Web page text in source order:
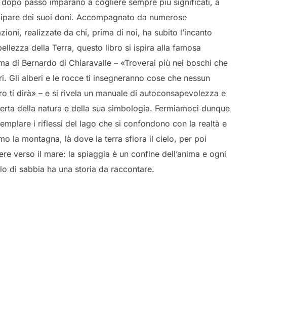
dopo passo imparano a cogliere sempre più significati, a
dei suoi doni. Accompagnato da numerose
realizzate da chi, prima di noi, ha subito l’incanto
della Terra, questo libro si ispira alla famosa
di Bernardo di Chiaravalle – «Troverai più nei boschi che
Gli alberi e le rocce ti insegneranno cose che nessun
ti dirà» – e si rivela un manuale di autoconsapevolezza e
della natura e della sua simbologia. Fermiamoci dunque
i riflessi del lago che si confondono con la realtà e
la montagna, là dove la terra sfiora il cielo, per poi
verso il mare: la spiaggia è un confine dell’anima e ogni
di sabbia ha una storia da raccontare.